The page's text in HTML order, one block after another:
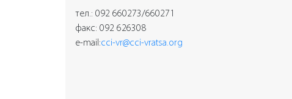
тел.: 092 660273/660271
факс: 092 626308
e-mail:cci-vr@cci-vratsa.org